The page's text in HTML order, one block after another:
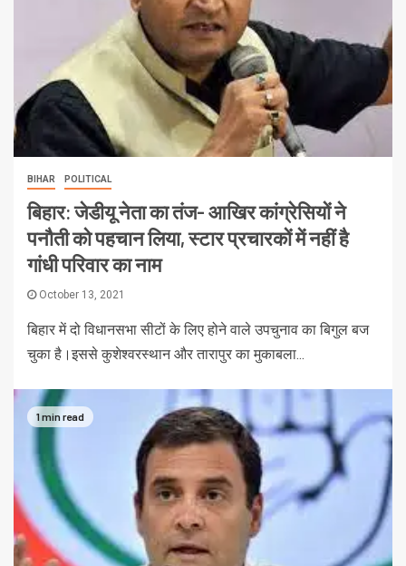
BIHAR POLITICAL
बिहार: जेडीयू नेता का तंज- आखिर कांग्रेसियों ने
पनौती को पहचान लिया, स्टार प्रचारकों में नहीं है
गांधी परिवार का नाम
October 13, 2021
बिहार में दो विधानसभा सीटों के लिए होने वाले उपचुनाव का बिगुल बज
चुका है।इससे कुशेश्वरस्थान और तारापुर का मुकाबला...
1 min read